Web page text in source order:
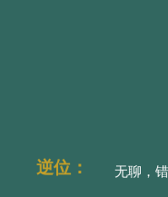
逆位： 无聊，